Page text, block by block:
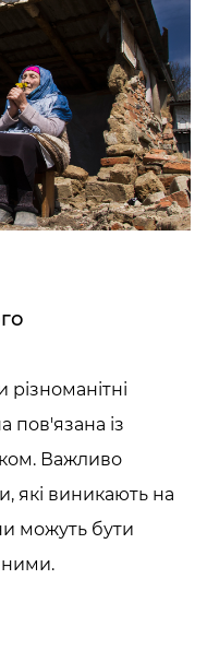
пов'язана із
Важливо
які виникають на
можуть бути